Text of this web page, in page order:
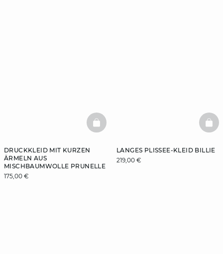
DRUCKKLEID MIT KURZEN
ÄRMELN AUS
MISCHBAUMWOLLE PRUNELLE
175,00 €
BASKETFULL
LANGES PLISSEE-KLEID BILLIE
219,00 €